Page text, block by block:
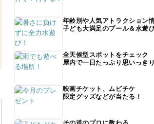
年齢別や人気アトラクション
子ども大満足のプール＆水遊
全天候型スポットをチェック
屋内で一日たっぷり思いっき
映画チケット、ムビチケ
限定グッズなどが当たる！